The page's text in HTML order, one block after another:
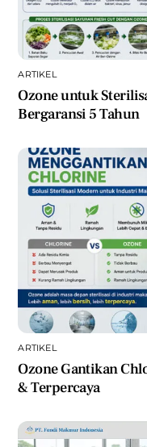
ARTIKEL
Ozone untuk
Bergaransi 5 Tahun
ARTIKEL
Ozone Gantikan
& Terpercaya